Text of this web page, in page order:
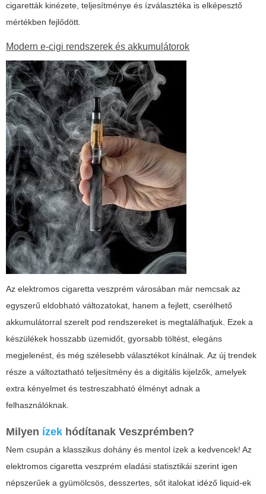
cigaretták kinézete, teljesítménye és ízválasztéka is elképesztő
mértékben fejlődött.
Modern e-cigi rendszerek és akkumulátorok
Az elektromos cigaretta veszprém városában már nemcsak az
egyszerű eldobható változatokat, hanem a fejlett, cserélhető
akkumulátorral szerelt pod rendszereket is megtalálhatjuk. Ezek a
készülékek hosszabb üzemidőt, gyorsabb töltést, elegáns
megjelenést, és még szélesebb választékot kínálnak. Az új trendek
része a változtatható teljesítmény és a digitális kijelzők, amelyek
extra kényelmet és testreszabható élményt adnak a
felhasználóknak.
Milyen ízek hódítanak Veszprémben?
Nem csupán a klasszikus dohány és mentol ízek a kedvencek! Az
elektromos cigaretta veszprém eladási statisztikái szerint igen
népszerűek a gyümölcsös, desszertes, sőt italokat idéző liquid-ek